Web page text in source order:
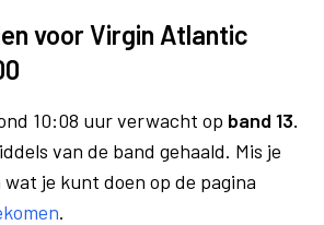
voor Virgin Atlantic
10:08 uur verwacht op band 13.
van de band gehaald. Mis je
wat je kunt doen op de pagina
.